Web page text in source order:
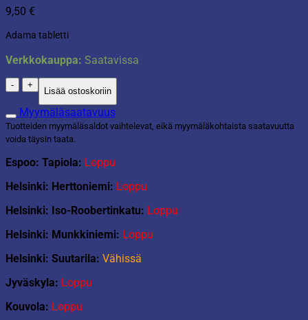
9,50 €
Adama tabletti
Verkkokauppa: Saatavissa
Tabletti
30x40cm
sininen
määrä
Lisää ostoskoriin
Myymäläsaatavuus
Tuotteiden myymäläsaldot vaihtelevat, eikä myymäläkohtaista saatavuutta
voida täysin taata.
Espoo: Tapiola: Loppu
Helsinki: Herttoniemi: Loppu
Helsinki: Iso-Roobertinkatu: Loppu
Helsinki: Munkkiniemi: Loppu
Helsinki: Suutarila: Vähissä
Jyväskyla: Loppu
Kouvola: Loppu